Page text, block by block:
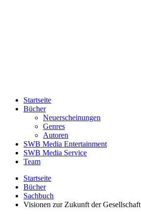
Startseite
Bücher
Neuerscheinungen
Genres
Autoren
SWB Media Entertainment
SWB Media Service
Team
Startseite
Bücher
Sachbuch
Visionen zur Zukunft der Gesellschaft